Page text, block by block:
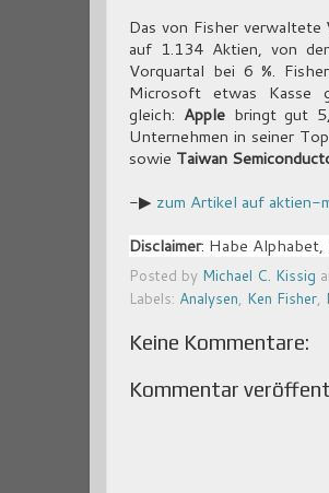
Das von Fisher
auf 1.134 Aktien, von
Vorquartal bei 6 %.
Microsoft etwas Kasse
gleich: Apple bringt gut
Unternehmen in seiner
sowie Taiwan
-▶ zum Artikel auf aktien-
Disclaimer: Habe
Posted by Michael C. Kissig
Labels: Analysen, Ken Fisher,
Keine Kommentare:
Kommentar